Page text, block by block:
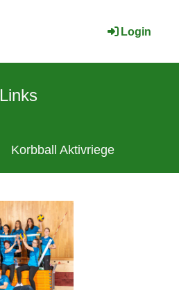
Login
Links
Korbball Aktivriege